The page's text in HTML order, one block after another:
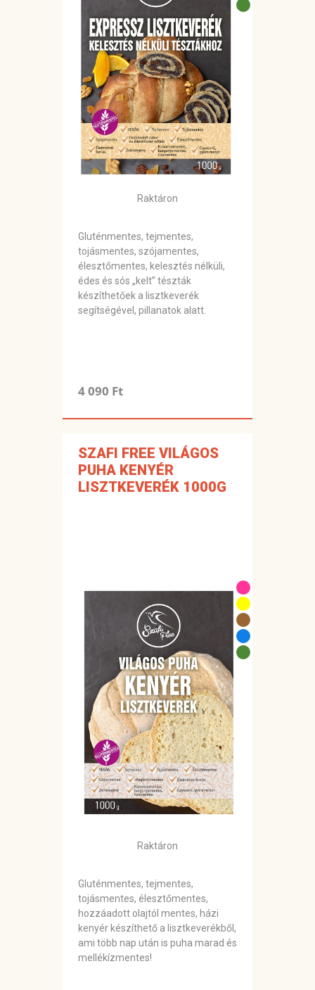
Raktáron
Gluténmentes, tejmentes,
tojásmentes, szójamentes,
élesztőmentes, kelesztés nélküli,
édes és sós „kelt” tészták
készíthetőek a lisztkeverék
segítségével, pillanatok alatt.
4 090 Ft
SZAFI FREE VILÁGOS
PUHA KENYÉR
LISZTKEVERÉK 1000G
Raktáron
Gluténmentes, tejmentes,
tojásmentes, élesztőmentes,
hozzáadott olajtól mentes, házi
kenyér készíthető a lisztkeverékből,
ami több nap után is puha marad és
mellékízmentes!